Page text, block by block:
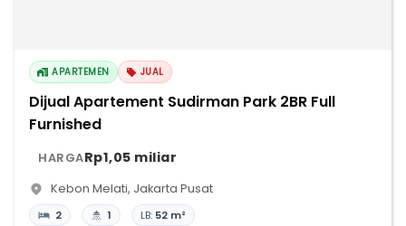
APARTEMEN JUAL
Dijual Apartement Sudirman Park 2BR Full
Furnished
HARGARp1,05 miliar
Kebon Melati, Jakarta Pusat
2 1 LB: 52 m²